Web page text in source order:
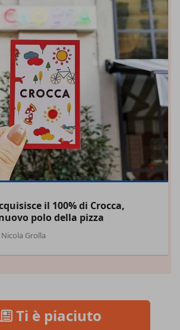
il 100% di Crocca,
polo della pizza
Nicola Grolla
Ti è piaciuto